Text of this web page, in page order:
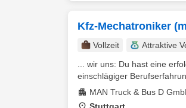
Kfz-Mechatroniker
Vollzeit Attraktive
... wir uns: Du hast eine
einschlägiger
MAN Truck & Bus D